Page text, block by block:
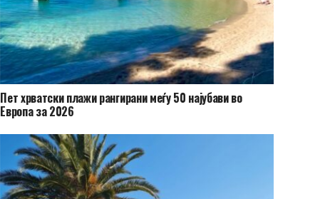
Пет хрватски плажи рангирани меѓу 50 најубави во
Европа за 2026